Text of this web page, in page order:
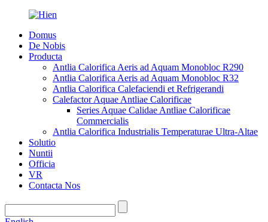
Domus
De Nobis
Producta
Antlia Calorifica Aeris ad Aquam Monobloc R290
Antlia Calorifica Aeris ad Aquam Monobloc R32
Antlia Calorifica Calefaciendi et Refrigerandi
Calefactor Aquae Antliae Calorificae
Series Aquae Calidae Antliae Calorificae
Commercialis
Antlia Calorifica Industrialis Temperaturae Ultra-Altae
Solutio
Nuntii
Officia
VR
Contacta Nos